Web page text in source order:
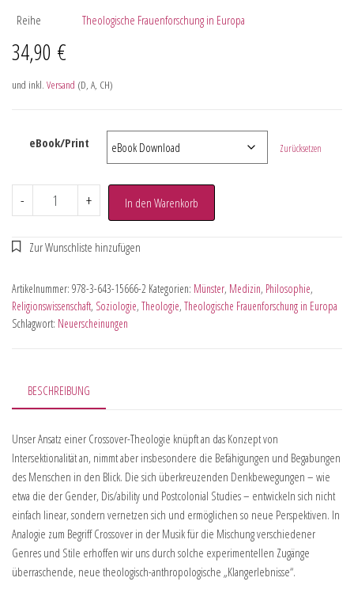
Reihe
Theologische Frauenforschung in Europa
34,90 €
und inkl. Versand (D, A, CH)
eBook/Print Zurücksetzen
- + In den Warenkorb
Artikelnummer: 978-3-643-15666-2 Kategorien: Münster, Medizin, Philosophie,
Religionswissenschaft, Soziologie, Theologie, Theologische Frauenforschung in Europa
Schlagwort: Neuerscheinungen
BESCHREIBUNG
Unser Ansatz einer Crossover-Theologie knüpft an das Konzept von
Intersektionalität an, nimmt aber insbesondere die Befähigungen und Begabungen
des Menschen in den Blick. Die sich überkreuzenden Denkbewegungen – wie
etwa die der Gender, Dis/ability und Postcolonial Studies – entwickeln sich nicht
einfach linear, sondern vernetzen sich und ermöglichen so neue Perspektiven. In
Analogie zum Begriff Crossover in der Musik für die Mischung verschiedener
Genres und Stile erhoffen wir uns durch solche experimentellen Zugänge
überraschende, neue theologisch-anthropologische „Klangerlebnisse“.